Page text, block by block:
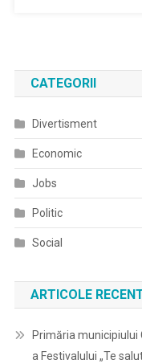
CATEGORII
Divertisment
Economic
Jobs
Politic
Social
ARTICOLE
Primăria municipiului
a Festivalului „Te